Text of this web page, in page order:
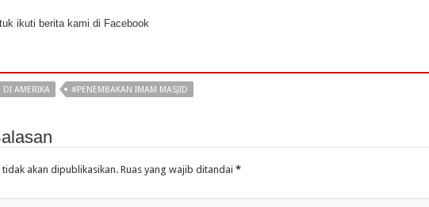
ikuti berita kami di Facebook
DI AMERIKA #PENEMBAKAN IMAM MASJID
akan dipublikasikan.Ruas yang wajib ditandai *